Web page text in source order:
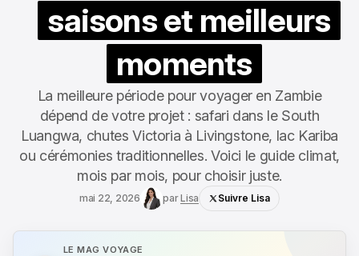
saisons et meilleurs
moments
La meilleure période pour voyager en Zambie
dépend de votre projet : safari dans le South
Luangwa, chutes Victoria à Livingstone, lac Kariba
ou cérémonies traditionnelles. Voici le guide climat,
mois par mois, pour choisir juste.
mai 22, 2026 parLisa Suivre Lisa
LE MAG VOYAGE